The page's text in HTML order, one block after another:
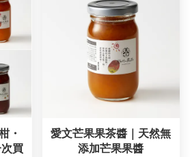
・
買
愛文芒果果茶醬｜天然無
添加芒果果醬